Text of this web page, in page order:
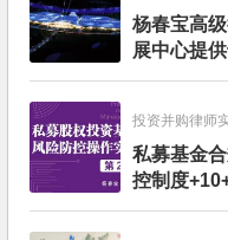
杨春宝高
展中心提
投资并购律师
私募基金
控制度
文章+每月